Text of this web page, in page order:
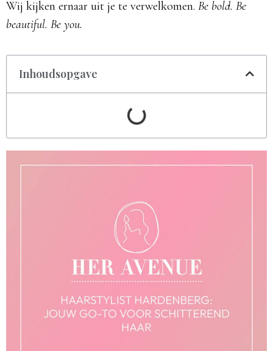
Wij kijken ernaar uit je te verwelkomen. Be bold. Be
beautiful. Be you.
Inhoudsopgave